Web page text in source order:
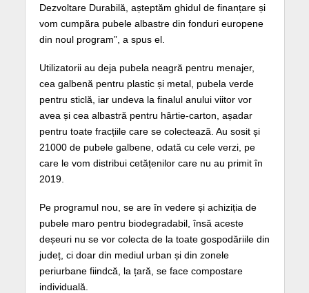
Dezvoltare Durabilă, așteptăm ghidul de finanțare și
vom cumpăra pubele albastre din fonduri europene
din noul program”, a spus el.
Utilizatorii au deja pubela neagră pentru menajer,
cea galbenă pentru plastic și metal, pubela verde
pentru sticlă, iar undeva la finalul anului viitor vor
avea și cea albastră pentru hârtie-carton, așadar
pentru toate fracțiile care se colectează. Au sosit și
21000 de pubele galbene, odată cu cele verzi, pe
care le vom distribui cetățenilor care nu au primit în
2019.
Pe programul nou, se are în vedere și achiziția de
pubele maro pentru biodegradabil, însă aceste
deșeuri nu se vor colecta de la toate gospodăriile din
județ, ci doar din mediul urban și din zonele
periurbane fiindcă, la țară, se face compostare
individuală.